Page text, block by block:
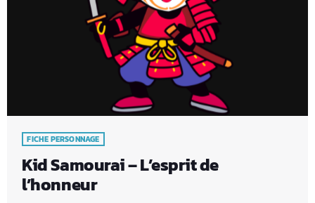
FICHE PERSONNAGE
Kid Samourai – L’esprit de
l’honneur